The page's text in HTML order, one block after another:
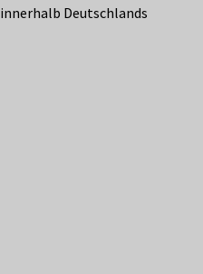
innerhalb Deutschlands